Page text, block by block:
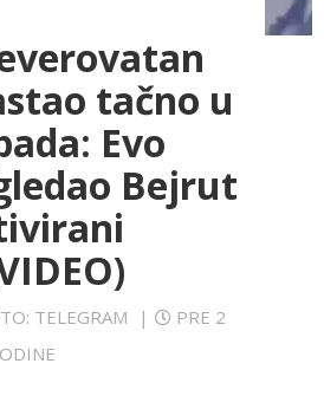
tačno u
Evo
Bejrut
TELEGRAM |
PRE 2